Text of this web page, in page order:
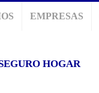
EMPRESAS
HOGAR